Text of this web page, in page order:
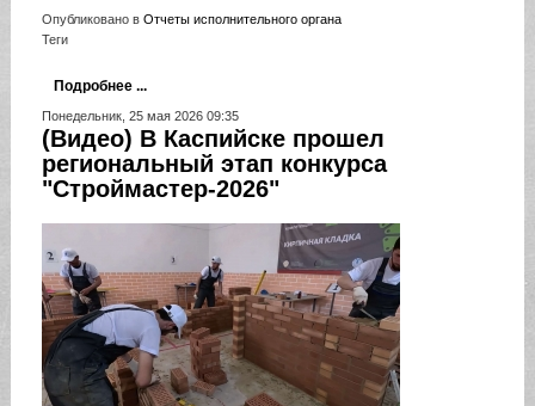
Опубликовано в Отчеты исполнительного органа
Теги
Подробнее ...
Понедельник, 25 мая 2026 09:35
(Видео) В Каспийске прошел
региональный этап конкурса
"Строймастер-2026"